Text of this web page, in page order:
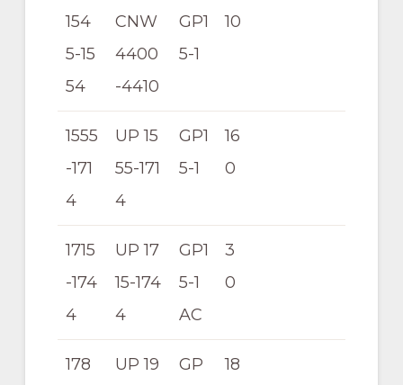
154
5-15
54
CNW
4400
-4410
GP1
5-1
10
1555
-171
4
UP 15
55-171
4
GP1
5-1
16
0
1715
-174
4
UP 17
15-174
4
GP1
5-1
AC
3
0
178
UP 19
GP
18